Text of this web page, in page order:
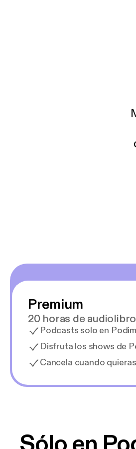
Premium
20 horas de
Podcasts solo en
Disfruta los shows de
Cancela cuando quieras